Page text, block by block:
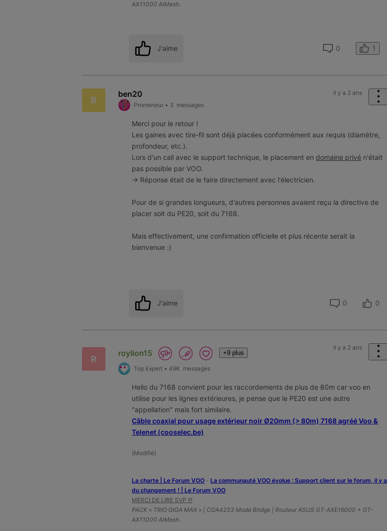
AX11000 AiMesh.
J'aime 0 1
B
ben20
Promeneur• 3 messages
il y a 2 ans
Merci pour le retour !
Les gaines avec tire-fil sont déjà placées conformément aux requis (diamètre,
profondeur, etc.).
Lors d'un call avec le support technique, le placement en domaine privé n'était
pas possible par VOO.
→ Réponse était de le faire directement avec l'électricien.
Pour de si grandes longueurs, d'autres personnes avaient reçu la directive de
placer soit du PE20, soit du 7168.
Mais effectivement, une confirmation officielle et plus récente serait la
bienvenue :)
J'aime 0 0
R
roylion15 +9 plus
Top Expert• 49K messages
il y a 2 ans
Hello du 7168 convient pour les raccordements de plus de 80m car voo en
utilise pour les lignes extérieures, je pense que le PE20 est une autre
"appellation" mais fort similaire.
Câble coaxial pour usage extérieur noir Ø20mm (> 80m) 7168 agréé Voo &
Telenet (cooselec.be)
(Modifié)
La charte | Le Forum VOO - ‎La communauté VOO évolue : Support client sur le forum, il y a
du changement ! | Le Forum VOO
MERCI DE LIRE SVP !!!
PACK « TRIO GIGA MAX » | CGA4233 Mode Bridge | Routeur ASUS GT-AXE16000 + GT-
AX11000 AiMesh.